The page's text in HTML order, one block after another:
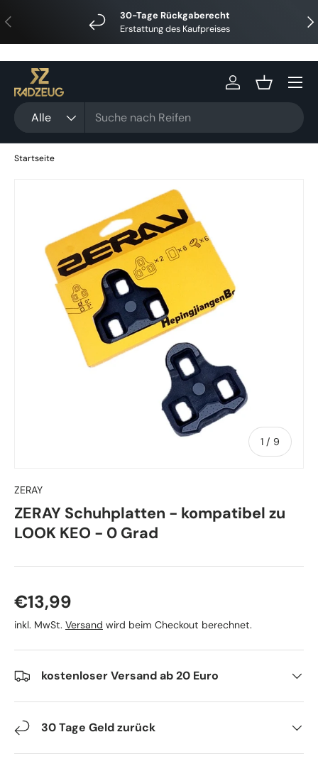
Direkt zum Inhalt
Vorherige
30-Tage Rückgaberecht
Erstattung des Kaufpreises
Alle
Einloggen
Menü
Startseite
Zu Produktinformationen springen
1 / von
9
ZERAY
ZERAY Schuhplatten - kompatibel zu
LOOK KEO - 0 Grad
Normaler Preis
€13,99
inkl. MwSt. Versand wird beim Checkout berechnet.
kostenloser Versand ab 20 Euro
30 Tage Geld zurück